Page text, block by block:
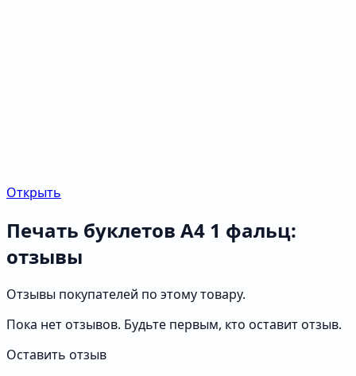
Открыть
Печать буклетов А4 1 фальц:
отзывы
Отзывы покупателей по этому товару.
Пока нет отзывов. Будьте первым, кто оставит отзыв.
Оставить отзыв